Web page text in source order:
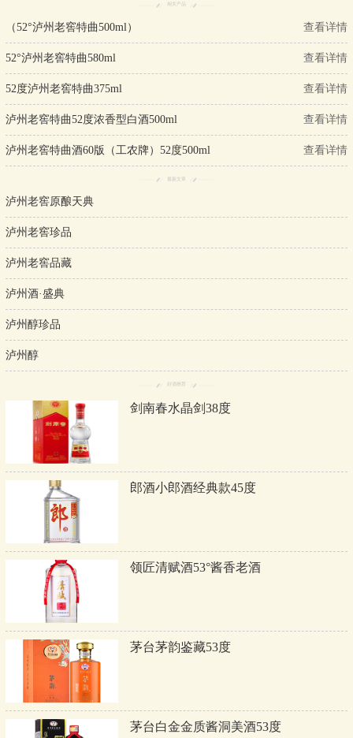
相关产品
（52°泸州老窖特曲500ml） 查看详情
52°泸州老窖特曲580ml 查看详情
52度泸州老窖特曲375ml 查看详情
泸州老窖特曲52度浓香型白酒500ml 查看详情
泸州老窖特曲酒60版（工农牌）52度500ml 查看详情
最新文章
泸州老窖原酿天典
泸州老窖珍品
泸州老窖品藏
泸州酒·盛典
泸州醇珍品
泸州醇
好酒推荐
剑南春水晶剑38度
郎酒小郎酒经典款45度
领匠清赋酒53°酱香老酒
茅台茅韵鉴藏53度
茅台白金金质酱洞美酒53度